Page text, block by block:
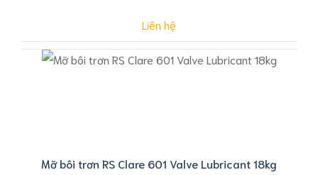
Liên hệ
Mỡ bôi trơn RS Clare 601 Valve Lubricant 18kg